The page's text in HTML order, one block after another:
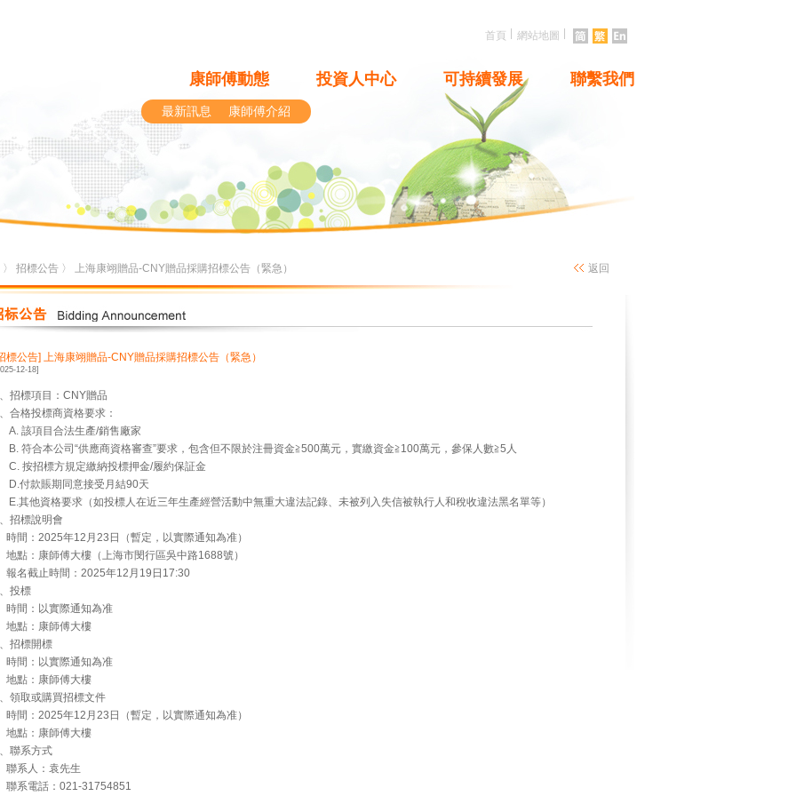
首頁 網站地圖
康師傅動態 投資人中心 可持續發展 聯繫我們
最新訊息 康師傅介紹
〉 招標公告 〉 上海康翊贈品-CNY贈品採購招標公告（緊急） 返回
標公告] 上海康翊贈品-CNY贈品採購招標公告（緊急）
12-18]
招標項目：CNY贈品
合格投標商資格要求：
該項目合法生產/銷售廠家
符合本公司“供應商資格審查”要求，包含但不限於注冊資金≧500萬元，實繳資金≧100萬元，參保人數≧5人
按招標方規定繳納投標押金/履約保証金
付款賬期同意接受月結90天
其他資格要求（如投標人在近三年生產經營活動中無重大違法記錄、未被列入失信被執行人和稅收違法黑名單等）
招標說明會
間：2025年12月23日（暫定，以實際通知為准）
點：康師傅大樓（上海市閔行區吳中路1688號）
名截止時間：2025年12月19日17:30
投標
間：以實際通知為准
點：康師傅大樓
招標開標
間：以實際通知為准
點：康師傅大樓
領取或購買招標文件
間：2025年12月23日（暫定，以實際通知為准）
點：康師傅大樓
聯系方式
系人：袁先生
系電話：021-31754851